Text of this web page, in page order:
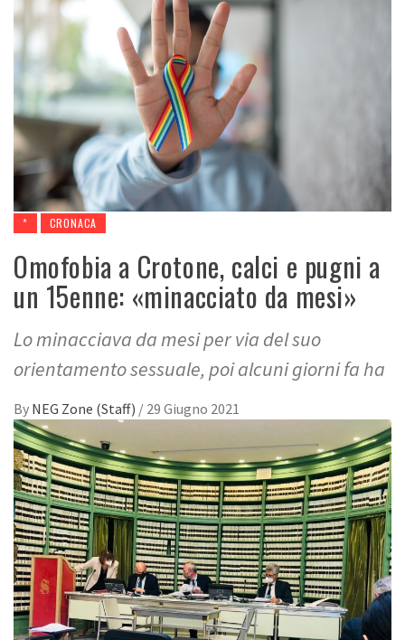
* CRONACA
Omofobia a Crotone, calci e pugni a
un 15enne: «minacciato da mesi»
Lo minacciava da mesi per via del suo
orientamento sessuale, poi alcuni giorni fa ha
By NEG Zone (Staff) / 29 Giugno 2021